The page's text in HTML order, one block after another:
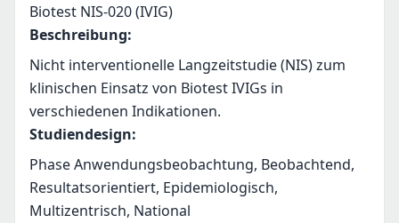
Biotest NIS-020 (IVIG)
Beschreibung:
Nicht interventionelle Langzeitstudie (NIS) zum
klinischen Einsatz von Biotest IVIGs in
verschiedenen Indikationen.
Studiendesign:
Phase Anwendungsbeobachtung, Beobachtend,
Resultatsorientiert, Epidemiologisch,
Multizentrisch, National